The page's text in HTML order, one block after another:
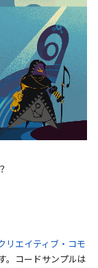
リエイティブ・コモ
。コードサンプルは